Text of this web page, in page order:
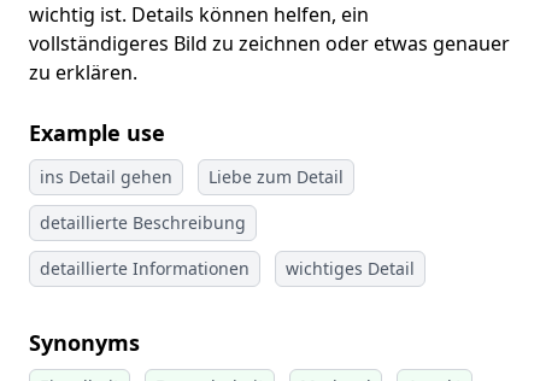
wichtig ist. Details können helfen, ein
vollständigeres Bild zu zeichnen oder etwas genauer
zu erklären.
Example use
ins Detail gehen
Liebe zum Detail
detaillierte Beschreibung
detaillierte Informationen
wichtiges Detail
Synonyms